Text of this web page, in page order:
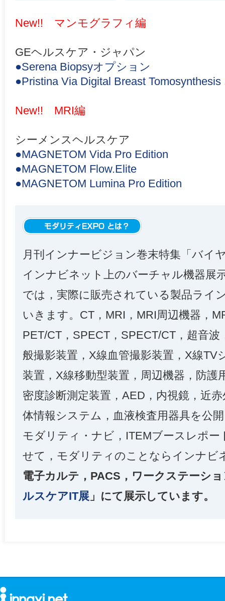
New!! マンモグラフィ編
GEヘルスケア・ジャパン
●Serena Biopsyオプション
●Pristina Via Digital Breast
New!! MRI編
シーメンスヘルスケア
●MAGNETOM Vida Pro Edition
●MAGNETOM Flow.Elite
●MAGNETOM Lumina Pro Edition
月刊インナービジョン巻末特集「バイ
インナビネット上のバーチャル機器展
では，実際に販売されている製品ライ
いきます。CT，MRI，MRI周辺機器，
PET/CT，SPECT，SPECT/CT，超音
般撮影装置，X線血管撮影装置，X線TV
装置，X線移動型装置，周辺機器，防護
密度診断測定装置，AED，内視鏡，近
体情報システム，血液検査用器具を公
モダリティ・ナビ，ITEMブースレポ
せて，モダリティのことならインナビ
電子カルテ，PACS，ワークステーシ
ルスケアIT展 」にて展示しています。